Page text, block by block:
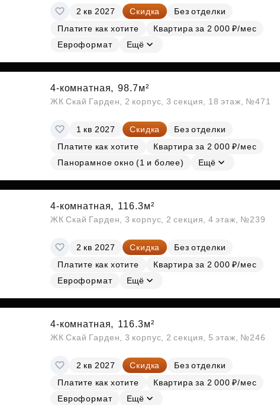
2 кв 2027 Скидка
Без отделки
Платите как хотите
Квартира за 2 000 ₽/мес
Евроформат
Ещё
4-комнатная, 98.7м²
ЖК Скай Гарден, 2 корпус, 3 секция, 18 этаж, №471
1 кв 2027 Скидка
Без отделки
Платите как хотите
Квартира за 2 000 ₽/мес
Панорамное окно (1 и более)
Ещё
4-комнатная, 116.3м²
ЖК Скай Гарден, 3 корпус, 2 секция, 4 этаж, №239
2 кв 2027 Скидка
Без отделки
Платите как хотите
Квартира за 2 000 ₽/мес
Евроформат
Ещё
4-комнатная, 116.3м²
ЖК Скай Гарден, 3 корпус, 2 секция, 5 этаж, №246
2 кв 2027 Скидка
Без отделки
Платите как хотите
Квартира за 2 000 ₽/мес
Евроформат
Ещё